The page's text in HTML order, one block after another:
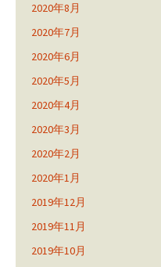
2020年8月
2020年7月
2020年6月
2020年5月
2020年4月
2020年3月
2020年2月
2020年1月
2019年12月
2019年11月
2019年10月